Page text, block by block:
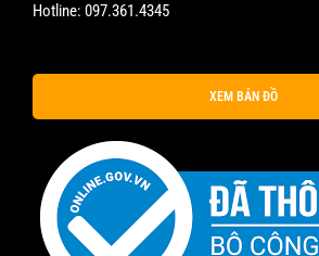
Hotline: 097.361.4345
XEM BẢN ĐỒ